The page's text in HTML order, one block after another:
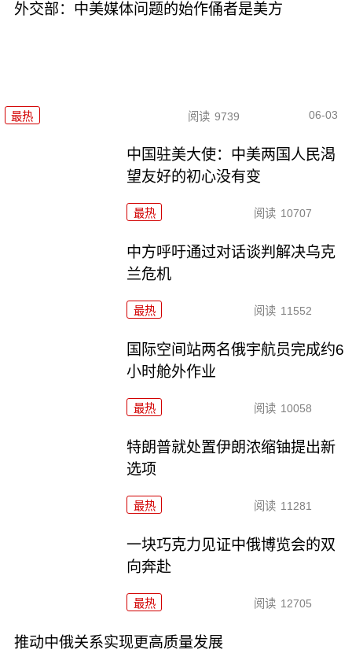
外交部：中美媒体问题的始作俑者是美方
最热 阅读 9739 06-03
中国驻美大使：中美两国人民渴
望友好的初心没有变
最热 阅读 10707
中方呼吁通过对话谈判解决乌克
兰危机
最热 阅读 11552
国际空间站两名俄宇航员完成约6
小时舱外作业
最热 阅读 10058
特朗普就处置伊朗浓缩铀提出新
选项
最热 阅读 11281
一块巧克力见证中俄博览会的双
向奔赴
最热 阅读 12705
推动中俄关系实现更高质量发展